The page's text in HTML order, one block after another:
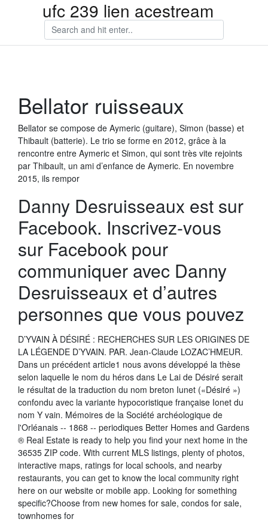
ufc 239 lien acestream
Bellator ruisseaux
Bellator se compose de Aymeric (guitare), Simon (basse) et
Thibault (batterie). Le trio se forme en 2012, grâce à la
rencontre entre Aymeric et Simon, qui sont très vite rejoints
par Thibault, un ami d’enfance de Aymeric. En novembre
2015, ils rempor
Danny Desruisseaux est sur
Facebook. Inscrivez-vous
sur Facebook pour
communiquer avec Danny
Desruisseaux et d’autres
personnes que vous pouvez
D’YVAIN À DÉSIRÉ : RECHERCHES SUR LES ORIGINES DE
LA LÉGENDE D’YVAIN. PAR. Jean-Claude LOZAC’HMEUR.
Dans un précédent article1 nous avons développé la thèse
selon laquelle le nom du héros dans Le Lai de Désiré serait
le résultat de la traduction du nom breton Iunet («Désiré »)
confondu avec la variante hypocoristique française Ionet du
nom Y vain. Mémoires de la Société archéologique de
l'Orléanais -- 1868 -- periodiques Better Homes and Gardens
® Real Estate is ready to help you find your next home in the
36535 ZIP code. With current MLS listings, plenty of photos,
interactive maps, ratings for local schools, and nearby
restaurants, you can get to know the local community right
here on our website or mobile app. Looking for something
specific?Choose from new homes for sale, condos for sale,
townhomes for